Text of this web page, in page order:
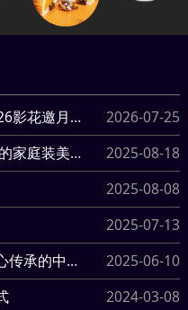
影花映月，雅韵藏秋｜南台月2026影花邀月礼盒外观美学赏析
2026-07-25
2025南台月月饼：承载成都记忆的家庭装美味
2025-08-18
2025-08-08
2025-07-13
品味蓉城经典，南台月月饼：匠心传承的中秋至味
2025-06-10
2024-03-08